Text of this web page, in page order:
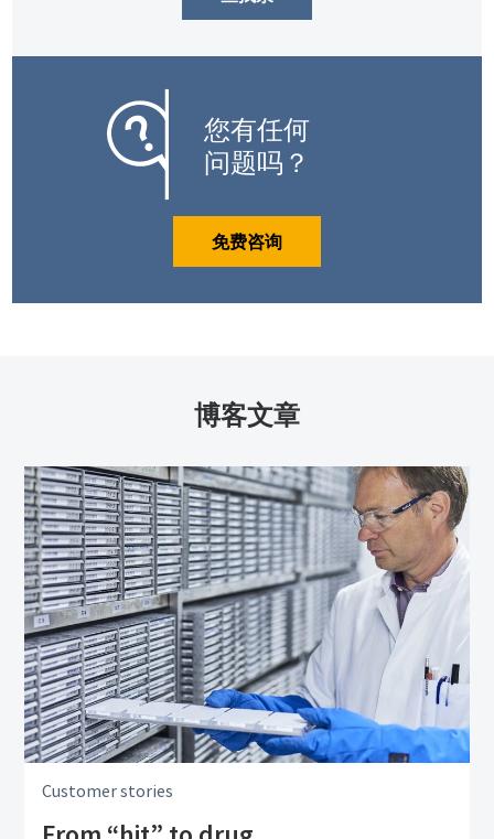
您有任何
问题吗？
免费咨询
博客文章
Customer stories